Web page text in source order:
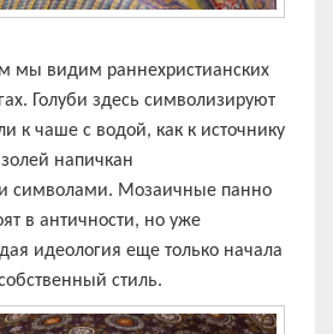
мы видим раннехристианских
Голуби здесь символизируют
к чаше с водой, как к источнику
напичкан
символами. Мозаичные панно
в античности, но уже
идеология еще только начала
стиль.